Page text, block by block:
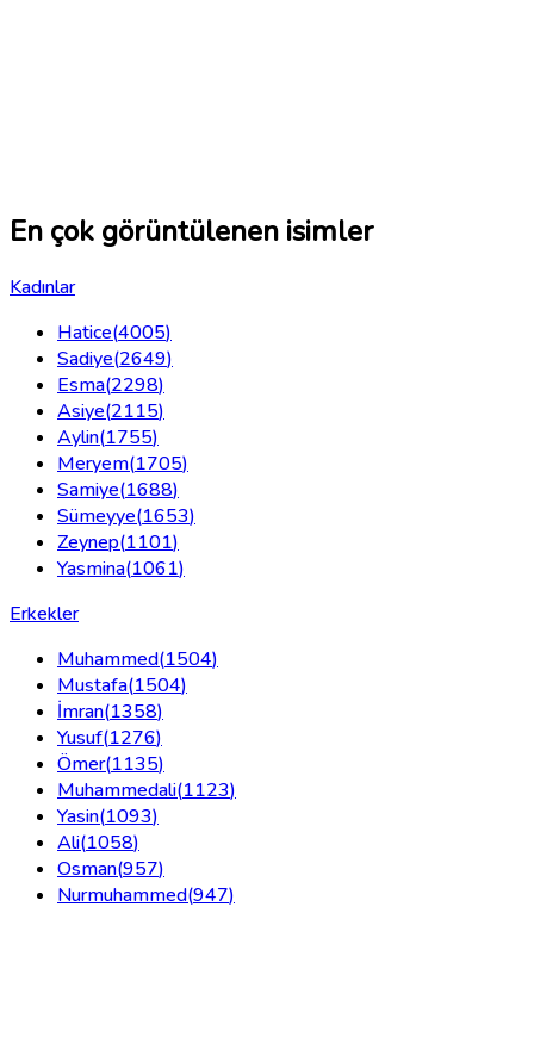
En çok görüntülenen isimler
Kadınlar
Hatice(4005)
Sadiye(2649)
Esma(2298)
Asiye(2115)
Aylin(1755)
Meryem(1705)
Samiye(1688)
Sümeyye(1653)
Zeynep(1101)
Yasmina(1061)
Erkekler
Muhammed(1504)
Mustafa(1504)
İmran(1358)
Yusuf(1276)
Ömer(1135)
Muhammedali(1123)
Yasin(1093)
Ali(1058)
Osman(957)
Nurmuhammed(947)